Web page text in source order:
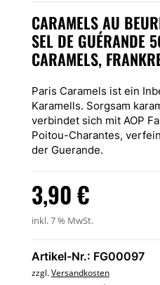
CARAMELS AU
SEL DE GUÉRANDE
CARAMELS,
Paris Caramels ist ein
Karamells. Sorgsam
verbindet sich mit AOP
Poitou-Charantes,
der Guerande.
3,90€
inkl. 7 % MwSt.
Artikel-Nr.: FG00097
zzgl.Versandkosten